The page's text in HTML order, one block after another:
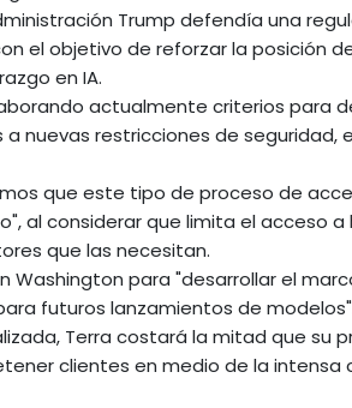
Trump defendía una
el objetivo de reforzar la posición
en IA.
actualmente criterios para
nuevas restricciones de seguridad,
que este tipo de proceso de
al considerar que limita el acceso
que las necesitan.
Washington para "desarrollar el
futuros lanzamientos de
Terra costará la mitad que su
clientes en medio de la